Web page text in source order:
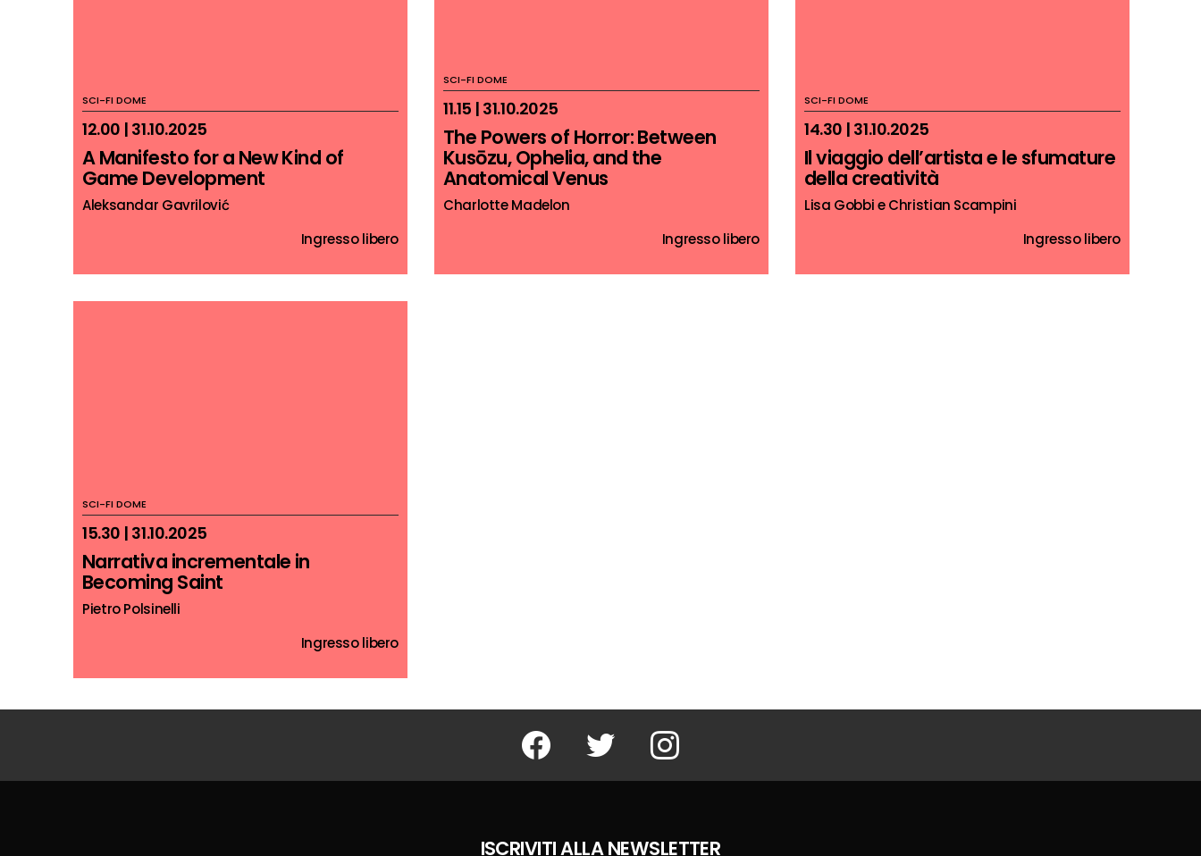
SCI-FI DOME
11.15 | 31.10.2025
The Powers of Horror: Between
Kusōzu, Ophelia, and the
Anatomical Venus
Charlotte Madelon
Ingresso libero
SCI-FI DOME
12.00 | 31.10.2025
A Manifesto for a New Kind of
Game Development
Aleksandar Gavrilović
Ingresso libero
SCI-FI DOME
14.30 | 31.10.2025
Il viaggio dell’artista e le sfumature
della creatività
Lisa Gobbi e Christian Scampini
Ingresso libero
SCI-FI DOME
15.30 | 31.10.2025
Narrativa incrementale in
Becoming Saint
Pietro Polsinelli
Ingresso libero
Facebook Twitter Instagram
ISCRIVITI ALLA NEWSLETTER